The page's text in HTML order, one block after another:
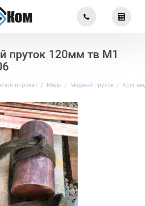
пруток 120мм тв М1
Медь Медный пруток Круг